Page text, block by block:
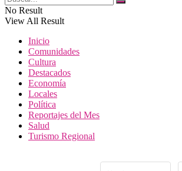
No Result
View All Result
Inicio
Comunidades
Cultura
Destacados
Economía
Locales
Política
Reportajes del Mes
Salud
Turismo Regional